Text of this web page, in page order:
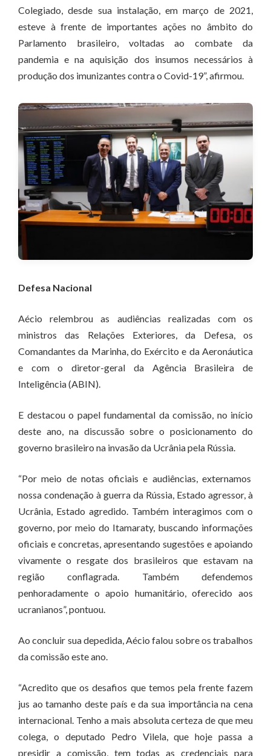
Colegiado, desde sua instalação, em março de 2021,
esteve à frente de importantes ações no âmbito do
Parlamento brasileiro, voltadas ao combate da
pandemia e na aquisição dos insumos necessários à
produção dos imunizantes contra o Covid-19”, afirmou.
Defesa Nacional
Aécio relembrou as audiências realizadas com os
ministros das Relações Exteriores, da Defesa, os
Comandantes da Marinha, do Exército e da Aeronáutica
e com o diretor-geral da Agência Brasileira de
Inteligência (ABIN).
E destacou o papel fundamental da comissão, no início
deste ano, na discussão sobre o posicionamento do
governo brasileiro na invasão da Ucrânia pela Rússia.
“Por meio de notas oficiais e audiências, externamos
nossa condenação à guerra da Rússia, Estado agressor, à
Ucrânia, Estado agredido. Também interagimos com o
governo, por meio do Itamaraty, buscando informações
oficiais e concretas, apresentando sugestões e apoiando
vivamente o resgate dos brasileiros que estavam na
região conflagrada. Também defendemos
penhoradamente o apoio humanitário, oferecido aos
ucranianos”, pontuou.
Ao concluir sua depedida, Aécio falou sobre os trabalhos
da comissão este ano.
“Acredito que os desafios que temos pela frente fazem
jus ao tamanho deste país e da sua importância na cena
internacional. Tenho a mais absoluta certeza de que meu
colega, o deputado Pedro Vilela, que hoje passa a
presidir a comissão, tem todas as credenciais para